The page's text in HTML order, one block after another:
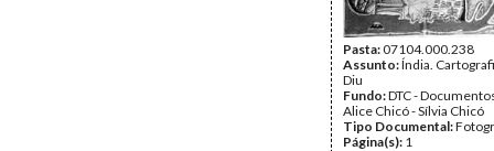
Pasta:07104.000.238
Assunto:Índia.
Diu
Fundo:DTC -
Alice Chicó - Sílvia Chicó
Tipo Documental:
Página(s): 1